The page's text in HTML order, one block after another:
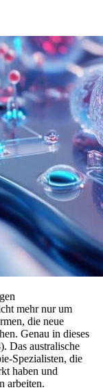
mehr nur um
die neue
Genau in dieses
Das australische
Spezialisten, die
haben und
arbeiten.